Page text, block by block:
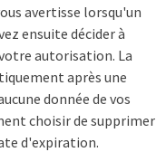
avertisse lorsqu'un
ensuite décider à
autorisation. La
après une
donnée de vos
choisir de supprimer
d'expiration.